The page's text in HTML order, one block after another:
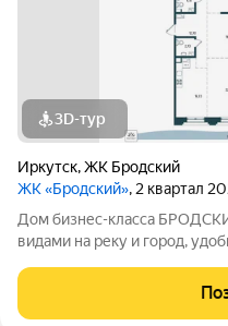
3D-тур
Иркутск,ЖК Бродский
ЖК «Бродский», 2 квартал
Дом бизнес-класса
видами на реку и город,
транспортную доступность,
продуманные до мелочей